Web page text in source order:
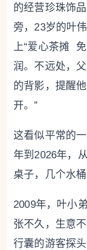
的经营珍珠饰
旁，23岁的叶
上“爱心茶摊
润。不远处，
的背影，提醒
开。”
这看似平常的
年到2026年，
桌子，几个水
2009年，叶小
张不久，生意
行囊的游客探